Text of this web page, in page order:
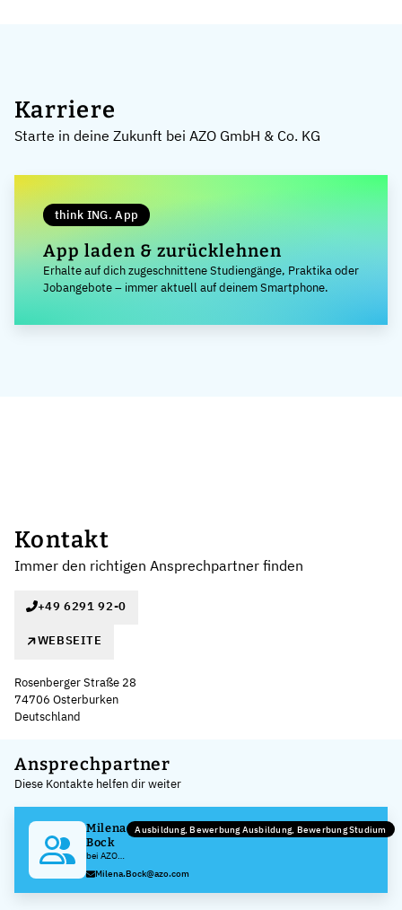
Karriere
Starte in deine Zukunft bei AZO GmbH & Co. KG
think ING. App
App laden & zurücklehnen
Erhalte auf dich zugeschnittene Studiengänge, Praktika oder
Jobangebote – immer aktuell auf deinem Smartphone.
Kontakt
Immer den richtigen Ansprechpartner finden
+49 6291 92-0
WEBSEITE
Rosenberger Straße 28
74706 Osterburken
Deutschland
+
−
Ansprechpartner
Diese Kontakte helfen dir weiter
Milena
Bock
bei AZO
GmbH &
Co. KG
Ausbildung, Bewerbung Ausbildung, Bewerbung Studium
Milena.Bock@azo.com